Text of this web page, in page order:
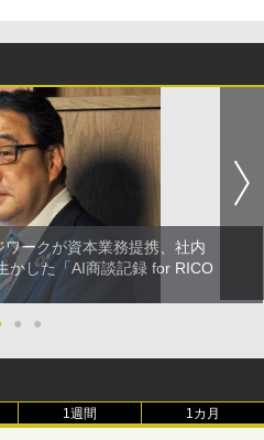
ークが資本業務提携、社内
かした「AI商談記録 for RICO
● ●
1週間 1カ月